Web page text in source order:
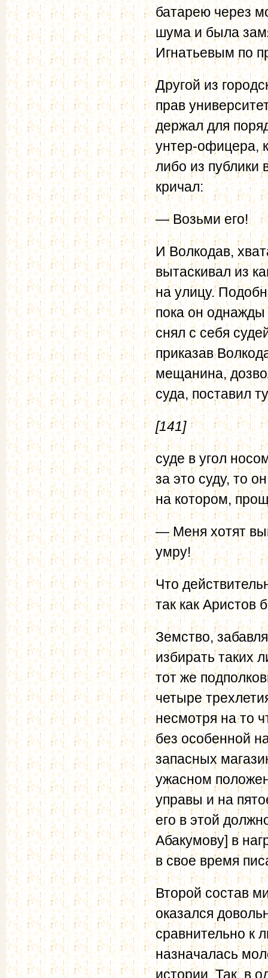
батарею через
шума и была
Игнатьевым по
Другой из
прав
держал для
унтер-офицера,
либо из публики
кричал:
— Возьми его!
И Волкодав,
вытаскивал из
на улицу.
пока он однажды
снял с себя
приказав
мещанина,
суда, поставил
[141]
суде в угол
за это суду, то
на котором,
— Меня хотят
умру!
Что
так как Аристов
Земство,
избирать таких
тот же
четыре
несмотря на то
без особенной
запасных
ужасном
управы и на
его в этой
Абакумову] в
в свое время
Второй состав
оказался
сравнительно к
назначалась
истории. Так, в